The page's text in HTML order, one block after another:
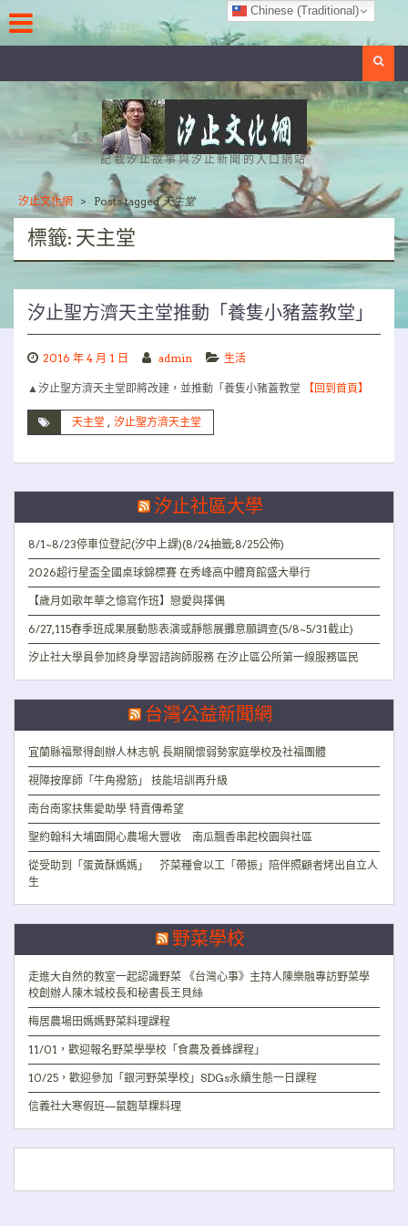
to
content
記載汐止故事與汐止新聞的入口網站
汐止文化網 > Posts tagged天主堂
標籤: 天主堂
汐止聖方濟天主堂推動「養隻小豬蓋教堂」
2016 年 4 月 1 日 admin 生活
▲汐止聖方濟天主堂即將改建，並推動「養隻小豬蓋教堂 【回到首頁】
天主堂 , 汐止聖方濟天主堂
汐止社區大學
8/1~8/23停車位登記(汐中上課)(8/24抽籤;8/25公佈)
2026超行星盃全國桌球錦標賽 在秀峰高中體育館盛大舉行
【歲月如歌年華之憶寫作班】戀愛與擇偶
6/27,115春季班成果展動態表演或靜態展攤意願調查(5/8~5/31截止)
汐止社大學員參加終身學習諮詢師服務 在汐止區公所第一線服務區民
台灣公益新聞網
宜蘭縣福聚得創辦人林志帆 長期關懷弱勢家庭學校及社福團體
視障按摩師「牛角撥筋」 技能培訓再升級
南台南家扶集愛助學 特賣傳希望
聖約翰科大埔園開心農場大豐收 南瓜飄香串起校園與社區
從受助到「蛋黃酥媽媽」 芥菜種會以工「帶振」陪伴照顧者烤出自立人
生
野菜學校
走進大自然的教室一起認識野菜 《台灣心事》主持人陳樂融專訪野菜學
校創辦人陳木城校長和秘書長王貝絲
梅居農場田媽媽野菜料理課程
11/01，歡迎報名野菜學學校「食農及養蜂課程」
10/25，歡迎參加「銀河野菜學校」SDGs永續生態一日課程
信義社大寒假班—鼠麴草粿料理
Chinese (Traditional)